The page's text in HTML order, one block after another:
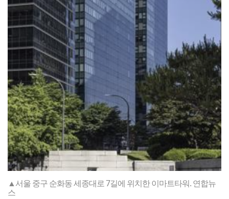
▲서울 중구 순화동 세종대로 7길에 위치한 이마트타워. 연합뉴
스